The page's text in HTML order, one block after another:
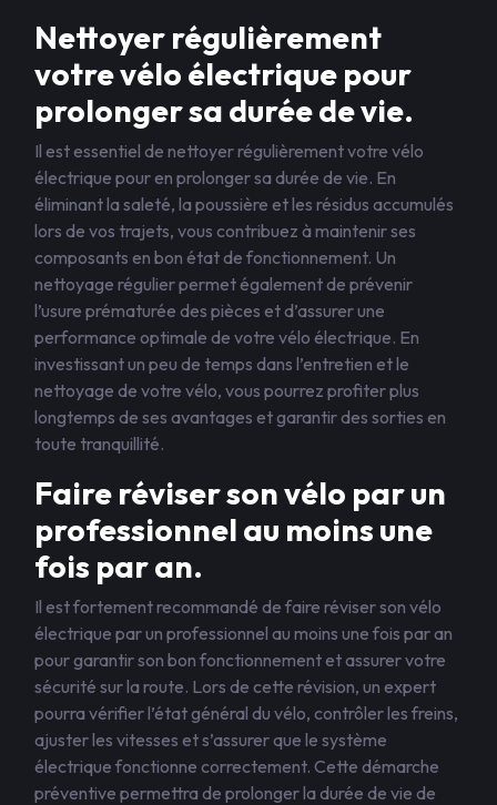
Nettoyer régulièrement
votre vélo électrique pour
prolonger sa durée de vie.
Il est essentiel de nettoyer régulièrement votre vélo
électrique pour en prolonger sa durée de vie. En
éliminant la saleté, la poussière et les résidus accumulés
lors de vos trajets, vous contribuez à maintenir ses
composants en bon état de fonctionnement. Un
nettoyage régulier permet également de prévenir
l’usure prématurée des pièces et d’assurer une
performance optimale de votre vélo électrique. En
investissant un peu de temps dans l’entretien et le
nettoyage de votre vélo, vous pourrez profiter plus
longtemps de ses avantages et garantir des sorties en
toute tranquillité.
Faire réviser son vélo par un
professionnel au moins une
fois par an.
Il est fortement recommandé de faire réviser son vélo
électrique par un professionnel au moins une fois par an
pour garantir son bon fonctionnement et assurer votre
sécurité sur la route. Lors de cette révision, un expert
pourra vérifier l’état général du vélo, contrôler les freins,
ajuster les vitesses et s’assurer que le système
électrique fonctionne correctement. Cette démarche
préventive permettra de prolonger la durée de vie de